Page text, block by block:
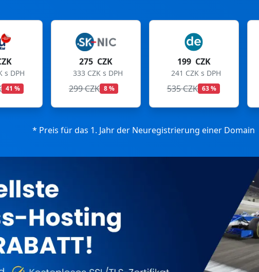
333 CZK s DPH
299 CZK
199 CZK
241 CZK s DPH
535 CZK
199 CZK
241 CZK s DPH
699 CZK
* Preis für das 1. Jahr der Neuregistrierung einer Domain